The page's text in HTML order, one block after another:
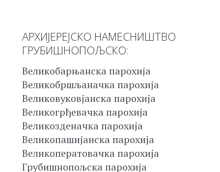
АРХИЈЕРЕЈСКО НАМЕСНИШТВО
ГРУБИШНОПОЉСКО:
Великобарњанска парохија
Великобршљаначка парохија
Великовуковјанска парохија
Великогрђевачка парохија
Великозденачка парохија
Великопашијанска парохија
Великоператовачка парохија
Грубишнопољска парохија